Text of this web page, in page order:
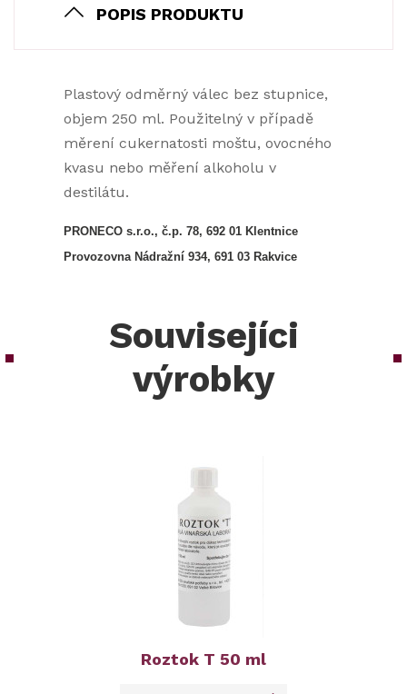
POPIS PRODUKTU
Plastový odměrný válec bez stupnice,
objem 250 ml. Použitelný v případě
měrení cukernatosti moštu, ovocného
kvasu nebo měření alkoholu v
destilátu.
PRONECO s.r.o., č.p. 78, 692 01 Klentnice
Provozovna Nádražní 934, 691 03 Rakvice
Souvisejíci
výrobky
Roztok T 50 ml